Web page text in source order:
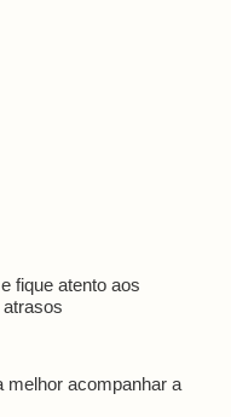
fique atento aos
melhor acompanhar a